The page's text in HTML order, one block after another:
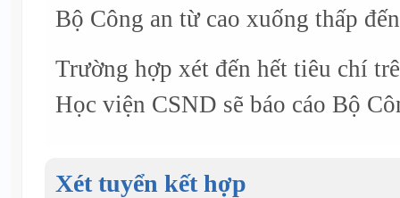
Bộ Công an từ cao xuống thấp
Trường hợp xét đến hết tiêu chí
Học viện CSND sẽ báo cáo Bộ
Xét tuyển kết hợp